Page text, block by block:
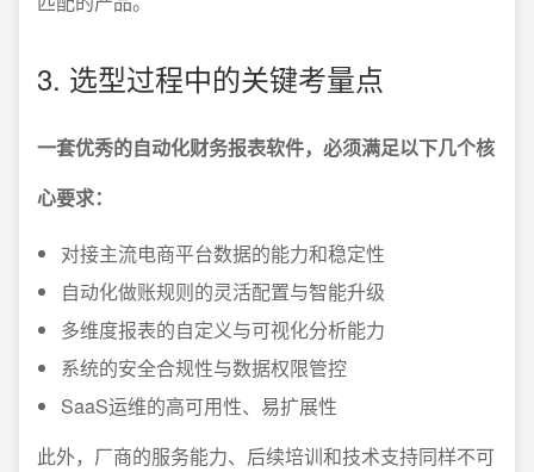
3. 选型过程中的关键考量点
一套优秀的自动化财务报表软件，必须满足以下几个核
心要求：
对接主流电商平台数据的能力和稳定性
自动化做账规则的灵活配置与智能升级
多维度报表的自定义与可视化分析能力
系统的安全合规性与数据权限管控
SaaS运维的高可用性、易扩展性
此外，厂商的服务能力、后续培训和技术支持同样不可